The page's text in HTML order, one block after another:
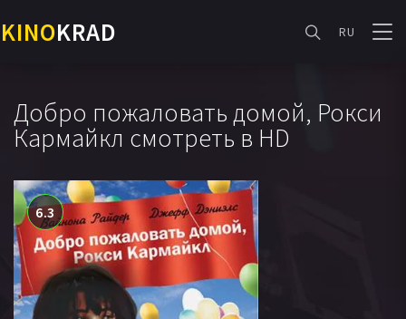
KINOKRAD RU
Добро пожаловать домой, Рокси
Кармайкл смотреть в HD
6.3